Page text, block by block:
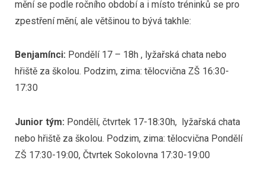
mění se podle ročního období a i místo tréninků se pro
zpestření mění, ale většinou to bývá takhle:
Benjamínci: Pondělí 17 – 18h , lyžařská chata nebo
hřiště za školou. Podzim, zima: tělocvična ZŠ 16:30-
17:30
Junior tým: Pondělí, čtvrtek 17-18:30h, lyžařská chata
nebo hřiště za školou. Podzim, zima: tělocvična Pondělí
ZŠ 17:30-19:00, Čtvrtek Sokolovna 17:30-19:00